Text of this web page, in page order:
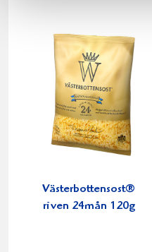
Västerbottensost®
riven 24mån 120g